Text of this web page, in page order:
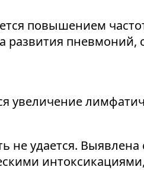
повышением
пневмоний,
увеличение
не удается. Выявлена